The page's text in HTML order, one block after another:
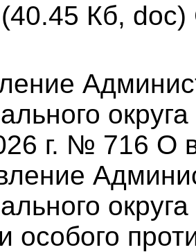
(40.45 Кб, doc)
г. № 716 О
особого